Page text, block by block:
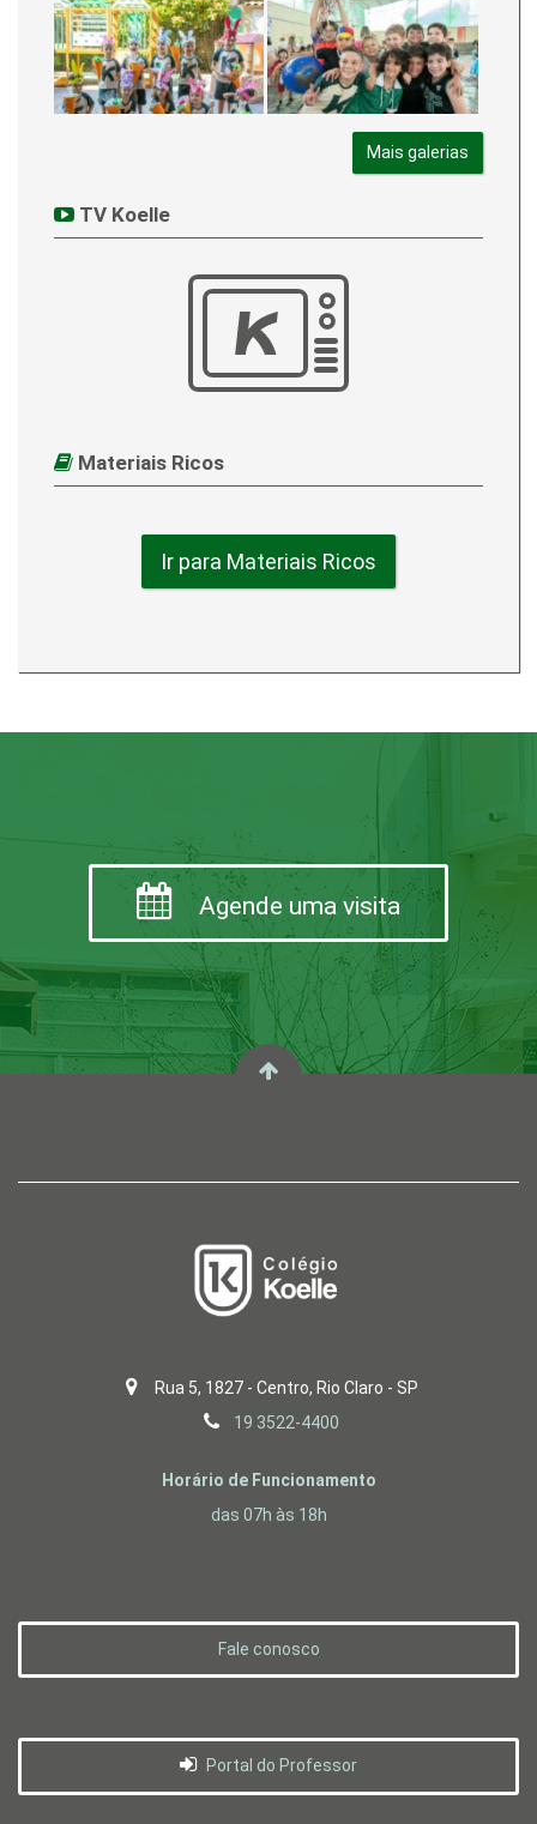
Mais galerias
TV Koelle
Materiais Ricos
Ir para Materiais Ricos
Agende uma visita
Rua 5, 1827 - Centro, Rio Claro - SP
19 3522-4400
Horário de Funcionamento
das 07h às 18h
Fale conosco
Portal do Professor